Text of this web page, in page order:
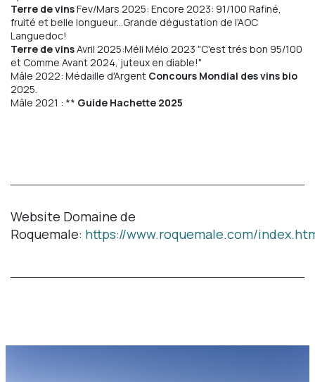
Terre de vinsFev/Mars 2025: Encore 2023: 91/100 Rafiné,
fruité et belle longueur...Grande dégustation de l'AOC
Languedoc!
Terre de vinsAvril 2025:Méli Mélo 2023 "C'est trés bon 95/100
et Comme Avant 2024, juteux en diable!"
Mâle 2022: Médaille d'Argent Concours Mondial des vins bio
2025.
Mâle 2021 : ** Guide Hachette 2025
Website Domaine de
Roquemale: https://www.roquemale.com/